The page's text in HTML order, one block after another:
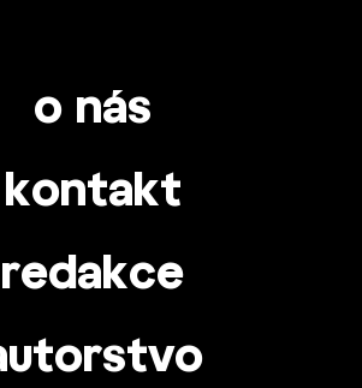
o nás
kontakt
redakce